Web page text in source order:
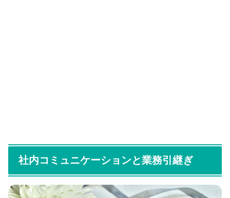
社内コミュニケーションと業務引継ぎ